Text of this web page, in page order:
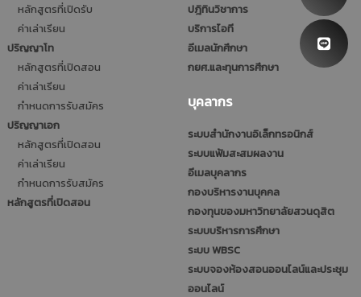
หลักสูตรที่เปิดรับ
ค่าเล่าเรียน
ปริญญาโท
หลักสูตรที่เปิดสอน
ค่าเล่าเรียน
กำหนดการรับสมัคร
ปริญญาเอก
หลักสูตรที่เปิดสอน
ค่าเล่าเรียน
กำหนดการรับสมัคร
หลักสูตรที่เปิดสอน
ปฎิทินวิชาการ
บริการไอที
อีเมลนักศึกษา
กยศ.และทุนการศึกษา
บุคลากร
ระบบสำนักงานอิเล็กทรอนิกส์
ระบบแฟ้มสะสมผลงาน
อีเมลบุคลากร
กองบริหารงานบุคคล
กองทุนของมหาวิทยาลัยสวนดุสิต
ระบบบริหารการศึกษา
ระบบ WBSC
ระบบจองห้องสอนออนไลน์และประชุม
ออนไลน์